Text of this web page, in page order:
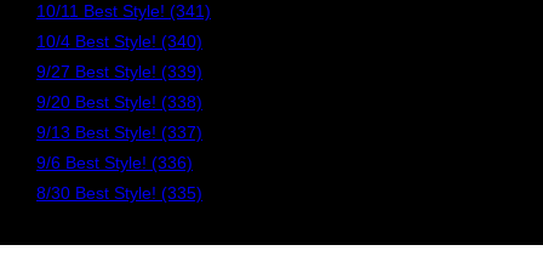
10/11 Best Style! (341)
10/4 Best Style! (340)
9/27 Best Style! (339)
9/20 Best Style! (338)
9/13 Best Style! (337)
9/6 Best Style! (336)
8/30 Best Style! (335)